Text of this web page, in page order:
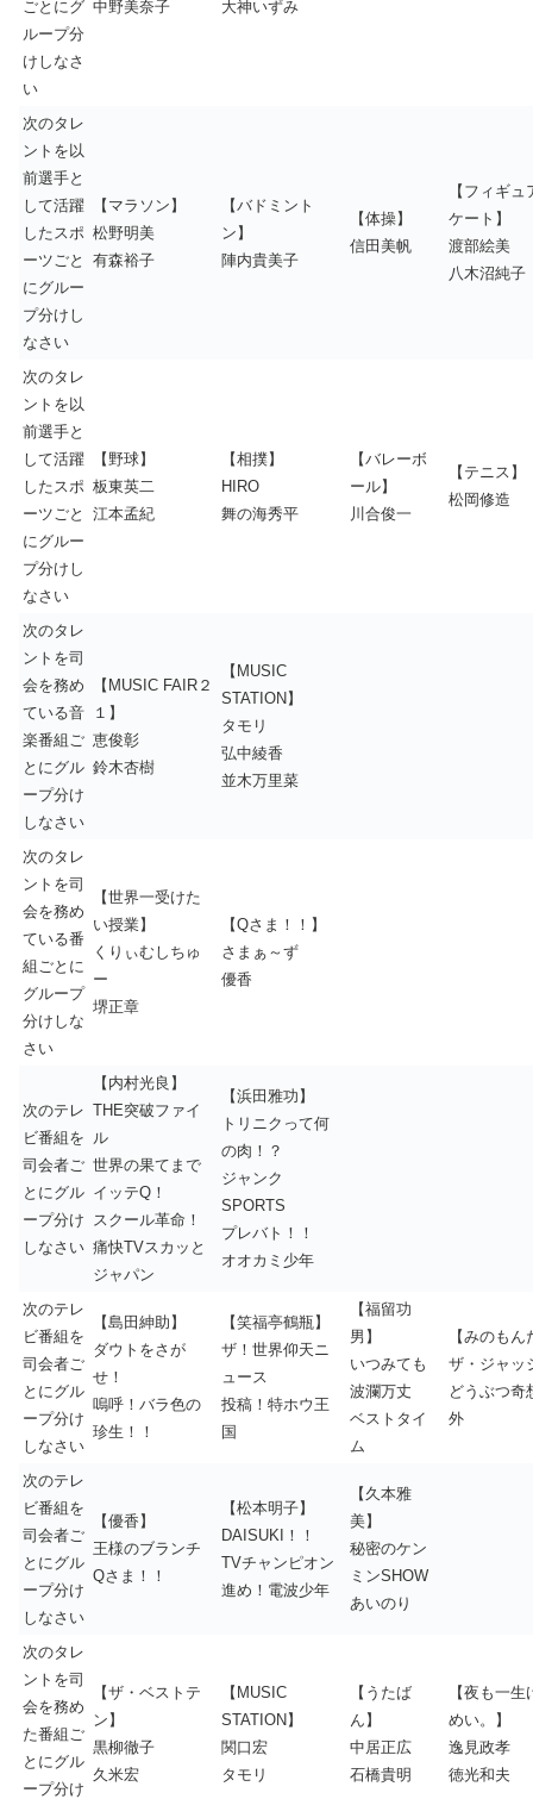
ごとにグ
ループ分
けしなさ
い
中野美奈子 大神いずみ
次のタレ
ントを以
前選手と
して活躍
したスポ
ーツごと
にグルー
プ分けし
なさい
【マラソン】
松野明美
有森裕子
【バドミント
ン】
陣内貴美子
【体操】
信田美帆
【フィギュ
ケート】
渡部絵美
八木沼純子
次のタレ
ントを以
前選手と
して活躍
したスポ
ーツごと
にグルー
プ分けし
なさい
【野球】
板東英二
江本孟紀
【相撲】
HIRO
舞の海秀平
【バレーボ
ール】
川合俊一
【テニス】
松岡修造
次のタレ
ントを司
会を務め
ている音
楽番組ご
とにグル
ープ分け
しなさい
【MUSIC FAIR２
１】
恵俊彰
鈴木杏樹
【MUSIC
STATION】
タモリ
弘中綾香
並木万里菜
次のタレ
ントを司
会を務め
ている番
組ごとに
グループ
分けしな
さい
【世界一受けた
い授業】
くりぃむしちゅ
ー
堺正章
【Qさま！！】
さまぁ～ず
優香
次のテレ
ビ番組を
司会者ご
とにグル
ープ分け
しなさい
【内村光良】
THE突破ファイ
ル
世界の果てまで
イッテQ！
スクール革命！
痛快TVスカッと
ジャパン
【浜田雅功】
トリニクって何
の肉！？
ジャンク
SPORTS
プレバト！！
オオカミ少年
次のテレ
ビ番組を
司会者ご
とにグル
ープ分け
しなさい
【島田紳助】
ダウトをさが
せ！
嗚呼！バラ色の
珍生！！
【笑福亭鶴瓶】
ザ！世界仰天ニ
ュース
投稿！特ホウ王
国
【福留功
男】
いつみても
波瀾万丈
ベストタイ
ム
【みのもん
ザ・ジャッ
どうぶつ奇
外
次のテレ
ビ番組を
司会者ご
とにグル
ープ分け
しなさい
【優香】
王様のブランチ
Qさま！！
【松本明子】
DAISUKI！！
TVチャンピオン
進め！電波少年
【久本雅
美】
秘密のケン
ミンSHOW
あいのり
次のタレ
ントを司
会を務め
た番組ご
とにグル
ープ分け
【ザ・ベストテ
ン】
黒柳徹子
久米宏
【MUSIC
STATION】
関口宏
タモリ
【うたば
ん】
中居正広
石橋貴明
【夜も一生
めい。】
逸見政孝
徳光和夫